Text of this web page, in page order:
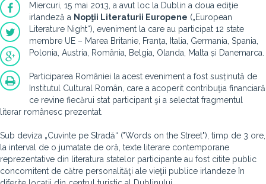
Miercuri, 15 mai 2013, a avut loc la Dublin a doua ediţie
irlandeză a Nopţii Literaturii Europene („European
Literature Night“), eveniment la care au participat 12 state
membre UE – Marea Britanie, Franța, Italia, Germania, Spania,
Polonia, Austria, România, Belgia, Olanda, Malta și Danemarca.
Participarea României la acest eveniment a fost susținută de
Institutul Cultural Român, care a acoperit contribuţia financiară
ce revine fiecărui stat participant şi a selectat fragmentul
literar românesc prezentat.
Sub deviza „Cuvinte pe Stradă“ ("Words on the Street"), timp de 3 ore,
la interval de o jumatate de oră, texte literare contemporane
reprezentative din literatura statelor participante au fost citite public
concomitent de către personalităţi ale vieţii publice irlandeze în